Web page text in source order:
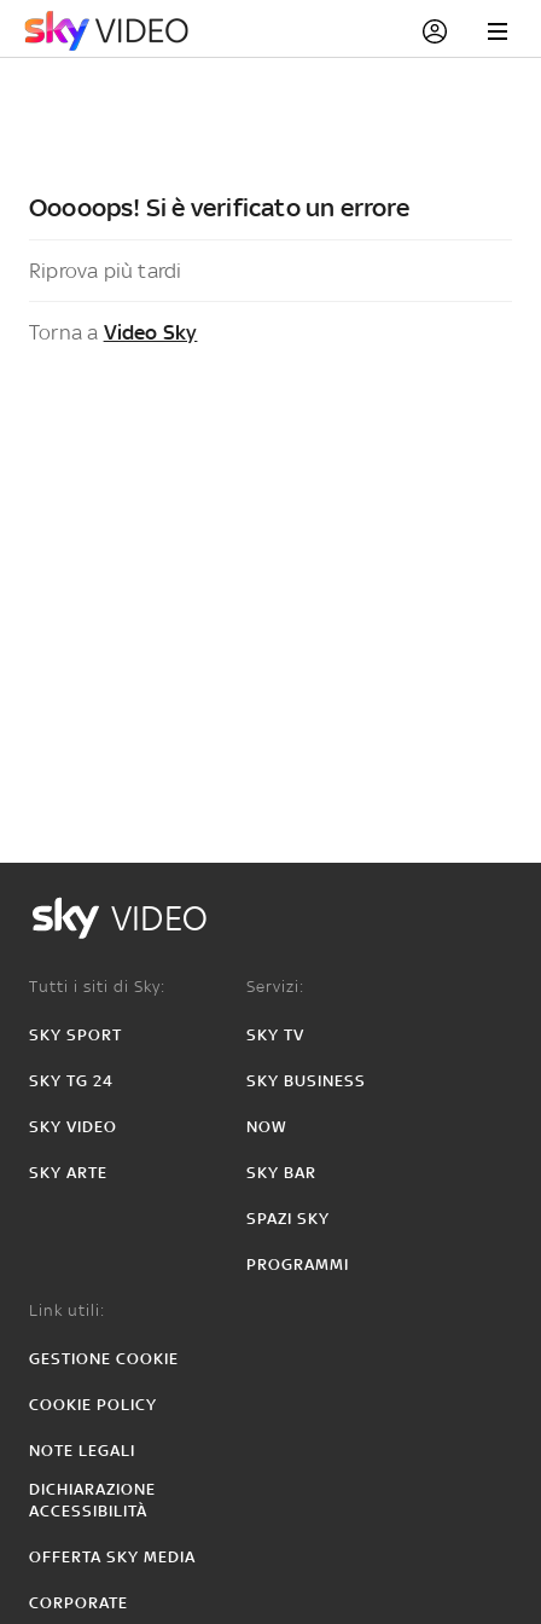
Ooooops! Si è verificato un errore
Riprova più tardi
Torna a Video Sky
VIDEO
Tutti i siti di Sky:
SKY SPORT
SKY TG 24
SKY VIDEO
SKY ARTE
Servizi:
SKY TV
SKY BUSINESS
NOW
SKY BAR
SPAZI SKY
PROGRAMMI
Link utili:
GESTIONE COOKIE
COOKIE POLICY
NOTE LEGALI
DICHIARAZIONE
ACCESSIBILITÀ
OFFERTA SKY MEDIA
CORPORATE